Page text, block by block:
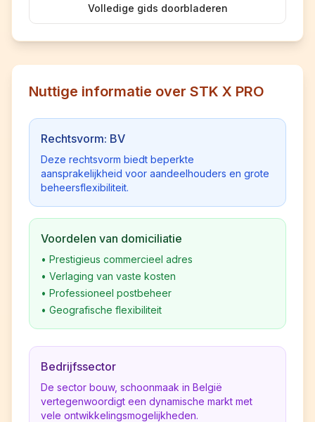
Volledige gids doorbladeren
Nuttige informatie over STK X PRO
Rechtsvorm: BV
Deze rechtsvorm biedt beperkte
aansprakelijkheid voor aandeelhouders en grote
beheersflexibiliteit.
Voordelen van domiciliatie
• Prestigieus commercieel adres
• Verlaging van vaste kosten
• Professioneel postbeheer
• Geografische flexibiliteit
Bedrijfssector
De sector bouw, schoonmaak in België
vertegenwoordigt een dynamische markt met
vele ontwikkelingsmogelijkheden.